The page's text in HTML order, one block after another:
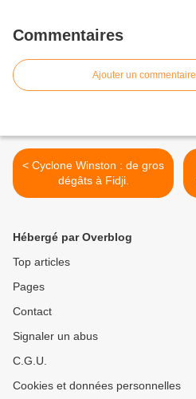
Commentaires
Ajouter un commentaire
< Cyclone Winston : de gros
dégâts à Fidji.
Hébergé par Overblog
Top articles
Pages
Contact
Signaler un abus
C.G.U.
Cookies et données personnelles